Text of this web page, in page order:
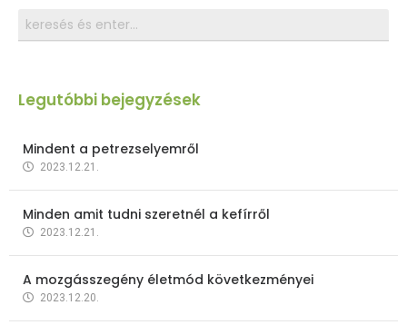
Legutóbbi bejegyzések
Mindent a petrezselyemről
2023.12.21.
Minden amit tudni szeretnél a kefírről
2023.12.21.
A mozgásszegény életmód következményei
2023.12.20.